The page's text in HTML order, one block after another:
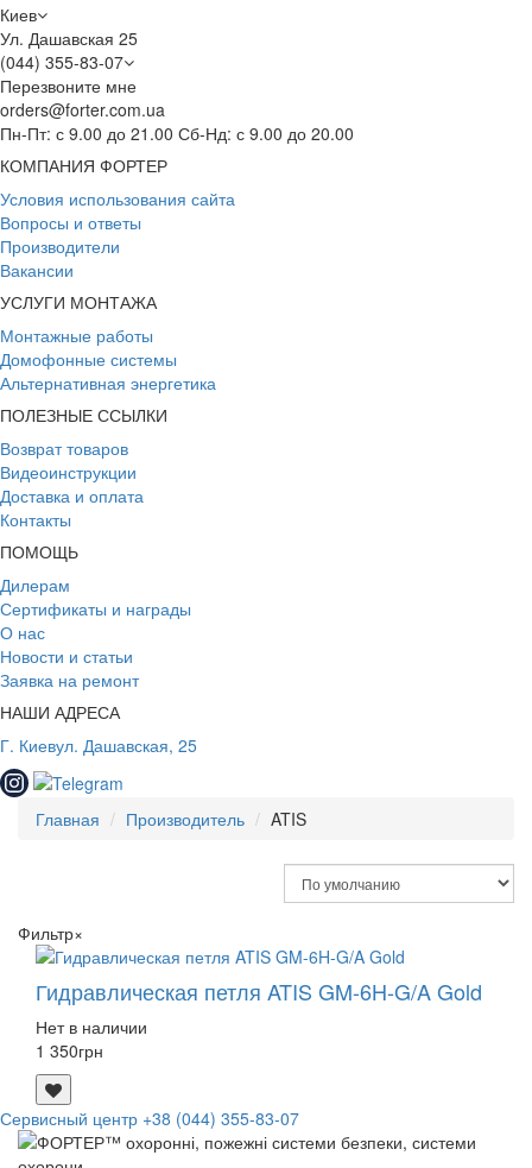
Киев
Ул. Дашавская 25
(044) 355-83-07
Перезвоните мне
orders@forter.com.ua
Пн-Пт: с 9.00 до 21.00 Сб-Нд: с 9.00 до 20.00
КОМПАНИЯ ФОРТЕР
Условия использования сайта
Вопросы и ответы
Производители
Вакансии
УСЛУГИ МОНТАЖА
Монтажные работы
Домофонные системы
Альтернативная энергетика
ПОЛЕЗНЫЕ ССЫЛКИ
Возврат товаров
Видеоинструкции
Доставка и оплата
Контакты
ПОМОЩЬ
Дилерам
Сертификаты и награды
О нас
Новости и статьи
Заявка на ремонт
НАШИ АДРЕСА
Г. Киевул. Дашавская, 25
Главная Производитель ATIS
Фильтр×
Гидравлическая петля ATIS GM-6H-G/A Gold
Нет в наличии
1 350грн
Сервисный центр +38 (044) 355-83-07